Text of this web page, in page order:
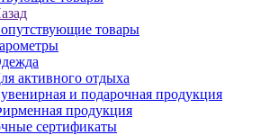
товары
активного отдыха
и подарочная продукция
продукция
сертификаты